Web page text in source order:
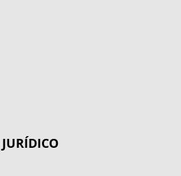
JURÍDICO